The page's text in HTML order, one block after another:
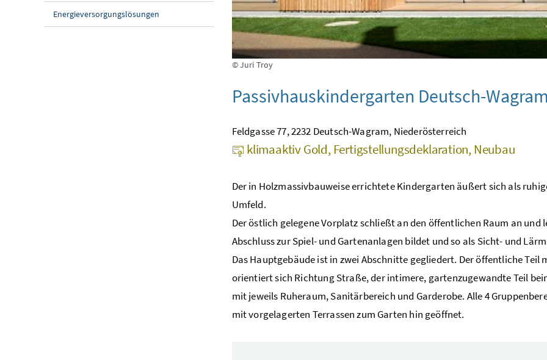
Energieversorgungslösungen
© Juri Troy
Passivhauskindergarten Deutsch-
Feldgasse 77, 2232 Deutsch-Wagram, Niederösterreich
klimaaktiv Gold, Fertigstellungsdeklaration, Neubau
Der in Holzmassivbauweise errichtete Kindergarten äußert sich als
Umfeld.
Der östlich gelegene Vorplatz schließt an den öffentlichen Raum an
Abschluss zur Spiel- und Gartenanlagen bildet und so als Sicht- und
Das Hauptgebäude ist in zwei Abschnitte gegliedert. Der öffentliche
orientiert sich Richtung Straße, der intimere, gartenzugewandte Teil
mit jeweils Ruheraum, Sanitärbereich und Garderobe. Alle 4
mit vorgelagerten Terrassen zum Garten hin geöffnet.